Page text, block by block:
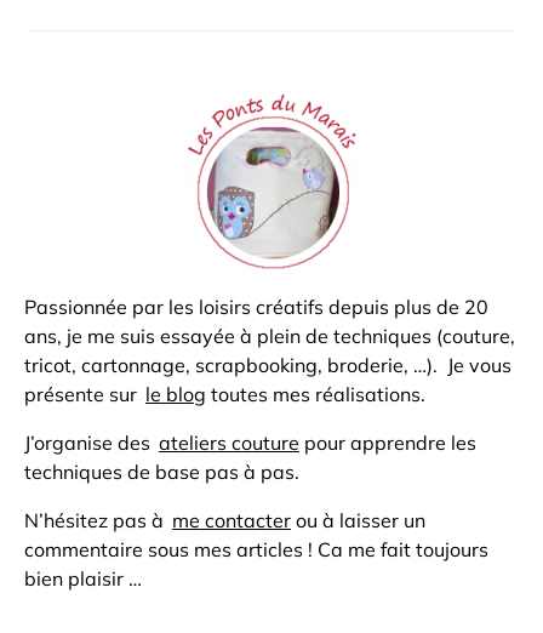
Passionnée par les loisirs créatifs depuis plus de 20
ans, je me suis essayée à plein de techniques (couture,
tricot, cartonnage, scrapbooking, broderie, …). Je vous
présente sur le blog toutes mes réalisations.
J’organise des ateliers couture pour apprendre les
techniques de base pas à pas.
N’hésitez pas à me contacter ou à laisser un
commentaire sous mes articles ! Ca me fait toujours
bien plaisir …